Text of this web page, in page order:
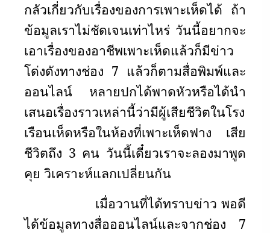
กลัวเกี่ยวกับเรื่องของการเพาะเห็ดได้ ถ้า
ข้อมูลเราไม่ชัดเจนเท่าไหร่ วันนี้อยากจะ
เอาเรื่องของอาชีพเพาะเห็ดแล้วก็มีข่าว
โด่งดังทางช่อง 7 แล้วก็ตามสื่อพิมพ์และ
ออนไลน์ หลายปกได้พาดหัวหรือได้นำ
เสนอเรื่องราวเหล่านี้ว่ามีผู้เสียชีวิตในโรง
เรือนเห็ดหรือในห้องที่เพาะเห็ดฟาง เสีย
ชีวิตถึง 3 คน วันนี้เดี๋ยวเราจะลองมาพูด
คุย วิเคราะห์แลกเปลี่ยนกัน
เมื่อวานที่ได้ทราบข่าว พอดี
ได้ข้อมูลทางสื่อออนไลน์และจากช่อง 7